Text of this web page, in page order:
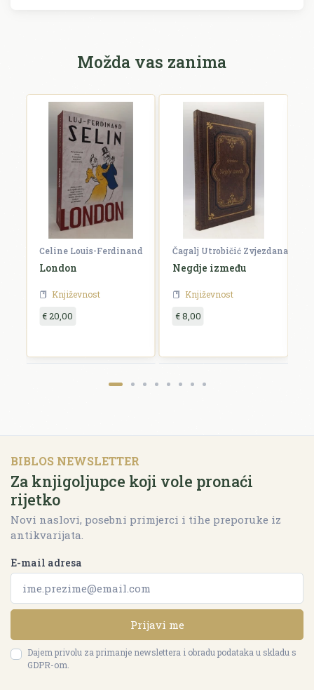
Možda vas zanima
Celine Louis-Ferdinand
London
Književnost
€ 20,00
Čagalj Utrobičić Zvjezdana
Negdje između
Književnost
€ 8,00
BIBLOS NEWSLETTER
Za knjigoljupce koji vole pronaći
rijetko
Novi naslovi, posebni primjerci i tihe preporuke iz
antikvarijata.
E-mail adresa
Prijavi me
Dajem privolu za primanje newslettera i obradu podataka u skladu s
GDPR-om.